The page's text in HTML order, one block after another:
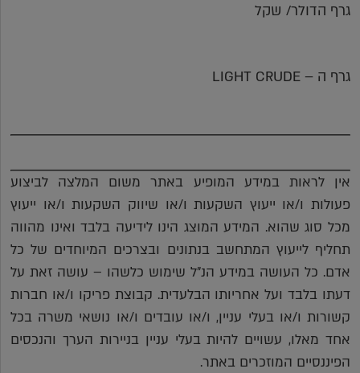
גרף הדולר/ שקל
גרף ה – LIGHT CRUDE
אין לראות במידע המופיע באתר משום המלצה לביצוע
פעולות ו/או ייעוץ השקעות ו/או שיווק השקעות ו/או ייעוץ
מכל סוג שהוא. המידע המוצג הינו לידיעה בלבד ואינו מהווה
תחליף לייעוץ המתחשב בנתונים ובצרכים המיוחדים של כל
אדם. כל העושה במידע הנ"ל שימוש כלשהו – עושה זאת על
דעתו בלבד ועל אחריותו הבלעדית. קבוצת פריקו ו/או חברות
קשורות ו/או בעלי עניין, ו/או עובדים ו/או נושאי משרה בכל
אחד מאלו, עשויים להיות בעלי עניין בניירות הערך והנכסים
הפיננסיים המוזכרים באתר.